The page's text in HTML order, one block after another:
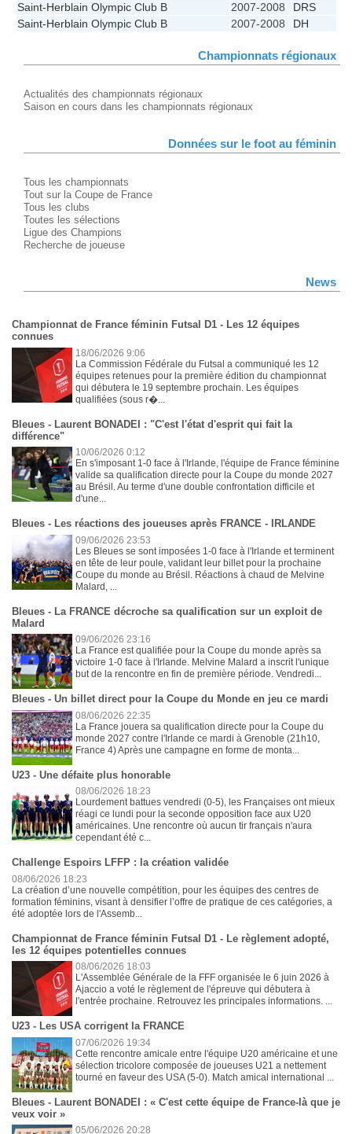
Saint-Herblain Olympic Club B
2007-2008
DRS
Saint-Herblain Olympic Club B
2007-2008 DH
Championnats régionaux
Actualités des championnats régionaux
Saison en cours dans les championnats régionaux
Données sur le foot au féminin
Tous les championnats
Tout sur la Coupe de France
Tous les clubs
Toutes les sélections
Ligue des Champions
Recherche de joueuse
News
Championnat de France féminin Futsal D1 - Les 12 équipes
connues
18/06/2026 9:06
La Commission Fédérale du Futsal a communiqué les 12
équipes retenues pour la première édition du championnat
qui débutera le 19 septembre prochain. Les équipes
qualifiées (sous r�...
Bleues - Laurent BONADEI : "C'est l'état d'esprit qui fait la
différence"
10/06/2026 0:12
En s'imposant 1-0 face à l'Irlande, l'équipe de France féminine
valide sa qualification directe pour la Coupe du monde 2027
au Brésil. Au terme d'une double confrontation difficile et
d'une...
Bleues - Les réactions des joueuses après FRANCE - IRLANDE
09/06/2026 23:53
Les Bleues se sont imposées 1-0 face à l'Irlande et terminent
en tête de leur poule, validant leur billet pour la prochaine
Coupe du monde au Brésil. Réactions à chaud de Melvine
Malard, ...
Bleues - La FRANCE décroche sa qualification sur un exploit de
Malard
09/06/2026 23:16
La France est qualifiée pour la Coupe du monde après sa
victoire 1-0 face à l'Irlande. Melvine Malard a inscrit l'unique
but de la rencontre en fin de première période. Vendredi...
Bleues - Un billet direct pour la Coupe du Monde en jeu ce mardi
08/06/2026 22:35
La France jouera sa qualification directe pour la Coupe du
monde 2027 contre l'Irlande ce mardi à Grenoble (21h10,
France 4) Après une campagne en forme de monta...
U23 - Une défaite plus honorable
08/06/2026 18:23
Lourdement battues vendredi (0-5), les Françaises ont mieux
réagi ce lundi pour la seconde opposition face aux U20
américaines. Une rencontre où aucun tir français n'aura
cependant été c...
Challenge Espoirs LFFP : la création validée
08/06/2026 18:23
La création d’une nouvelle compétition, pour les équipes des centres de
formation féminins, visant à densifier l’offre de pratique de ces catégories, a
été adoptée lors de l'Assemb...
Championnat de France féminin Futsal D1 - Le règlement adopté,
les 12 équipes potentielles connues
08/06/2026 18:03
L'Assemblée Générale de la FFF organisée le 6 juin 2026 à
Ajaccio a voté le règlement de l'épreuve qui débutera à
l'entrée prochaine. Retrouvez les principales informations. ...
U23 - Les USA corrigent la FRANCE
07/06/2026 19:34
Cette rencontre amicale entre l'équipe U20 américaine et une
sélection tricolore composée de joueuses U21 a nettement
tourné en faveur des USA (5-0). Match amical international ...
Bleues - Laurent BONADEI : « C'est cette équipe de France-là que je
veux voir »
05/06/2026 20:28